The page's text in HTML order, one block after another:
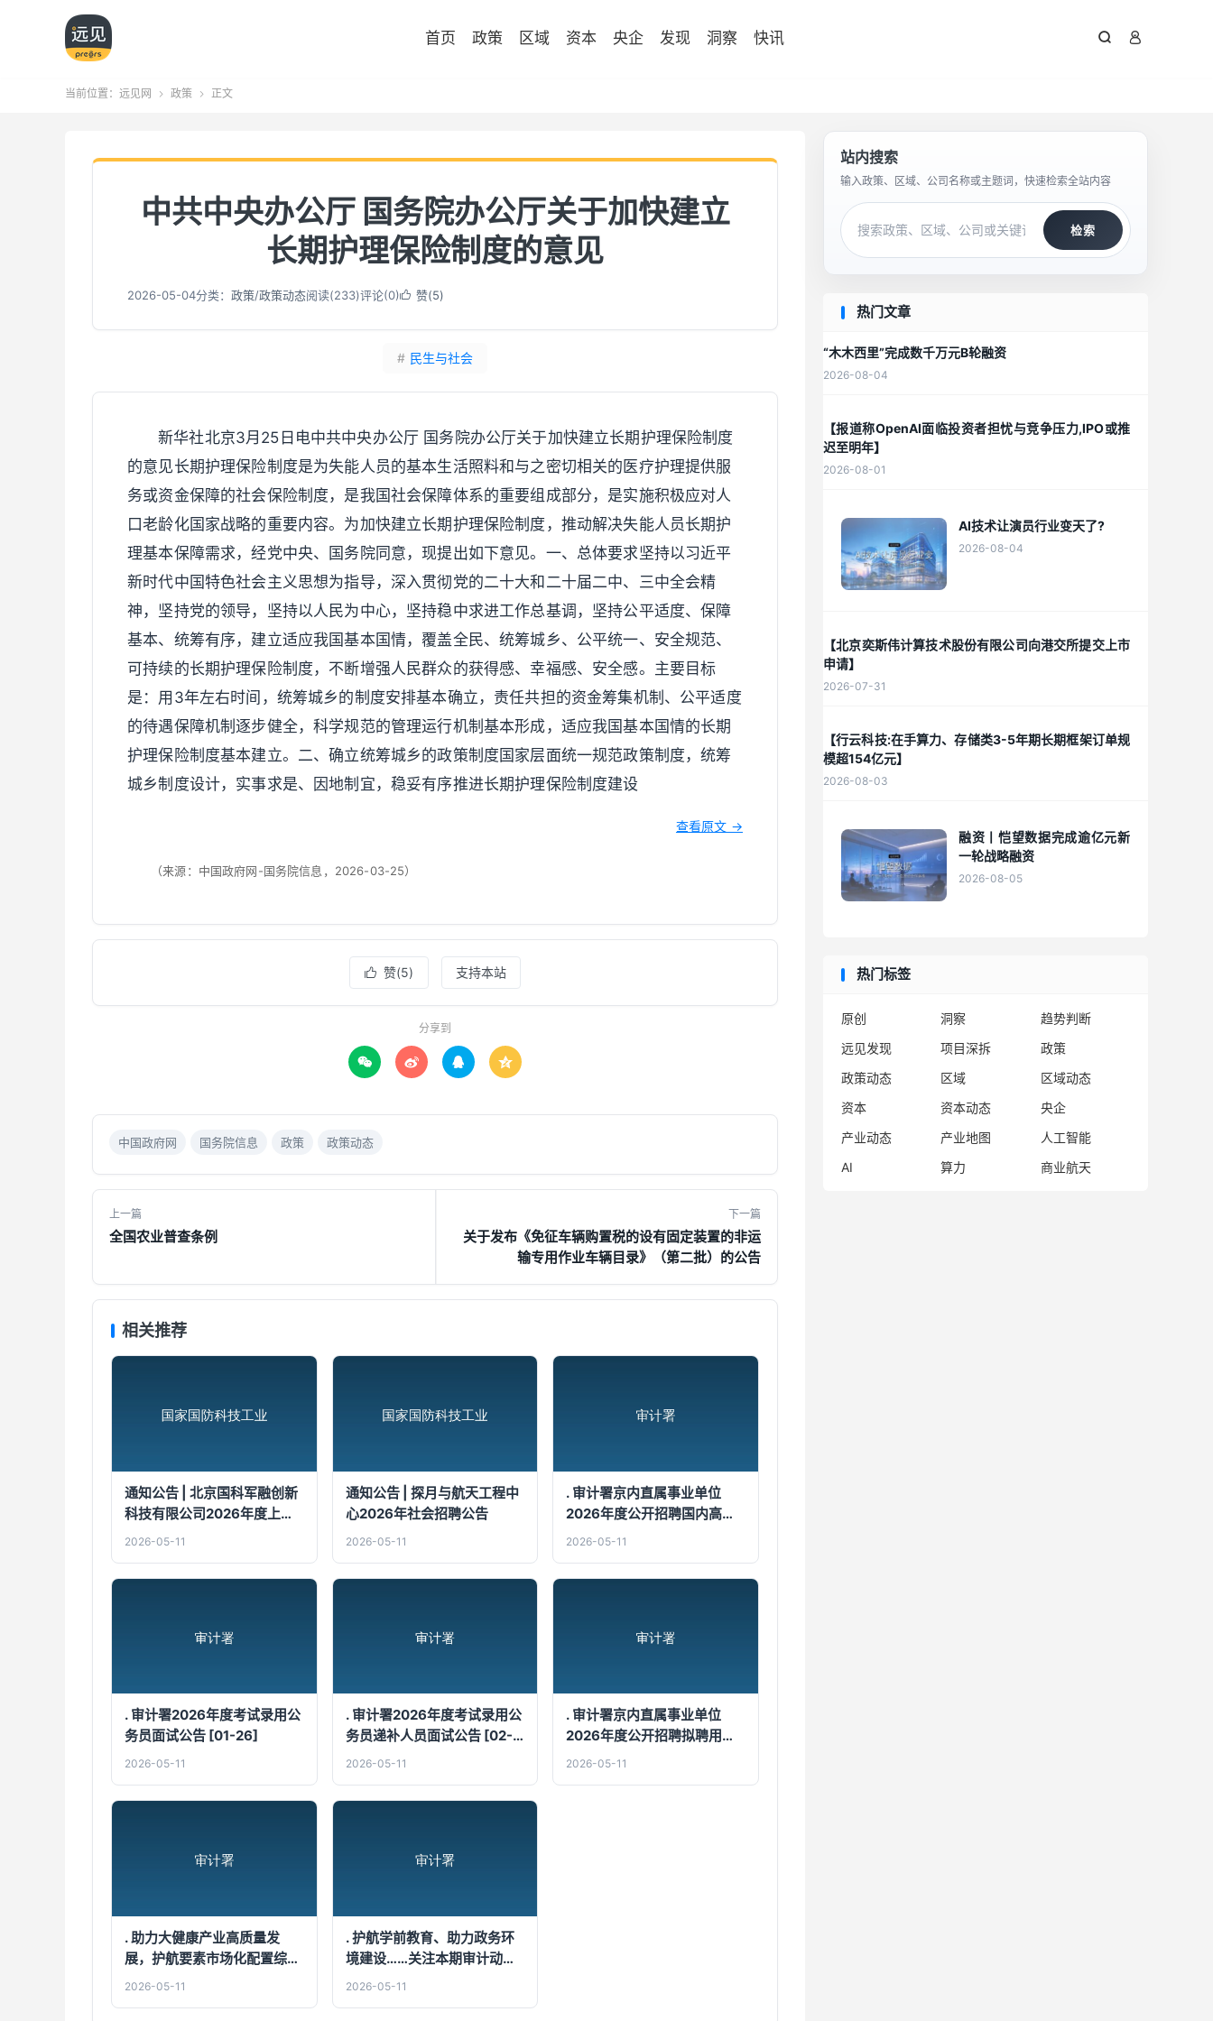
首页 政策 区域 资本 央企 发现 洞察 快讯  
当前位置： 远见网  政策  正文
中共中央办公厅 国务院办公厅关于加快建立
长期护理保险制度的意见
2026-05-04分类： 政策/政策动态阅读(233)评论(0) 赞(5)
# 民生与社会
新华社北京3月25日电中共中央办公厅 国务院办公厅关于加快建立长期护理保险制度
的意见长期护理保险制度是为失能人员的基本生活照料和与之密切相关的医疗护理提供服
务或资金保障的社会保险制度，是我国社会保障体系的重要组成部分，是实施积极应对人
口老龄化国家战略的重要内容。为加快建立长期护理保险制度，推动解决失能人员长期护
理基本保障需求，经党中央、国务院同意，现提出如下意见。一、总体要求坚持以习近平
新时代中国特色社会主义思想为指导，深入贯彻党的二十大和二十届二中、三中全会精
神，坚持党的领导，坚持以人民为中心，坚持稳中求进工作总基调，坚持公平适度、保障
基本、统筹有序，建立适应我国基本国情，覆盖全民、统筹城乡、公平统一、安全规范、
可持续的长期护理保险制度，不断增强人民群众的获得感、幸福感、安全感。主要目标
是：用3年左右时间，统筹城乡的制度安排基本确立，责任共担的资金筹集机制、公平适度
的待遇保障机制逐步健全，科学规范的管理运行机制基本形成，适应我国基本国情的长期
护理保险制度基本建立。二、确立统筹城乡的政策制度国家层面统一规范政策制度，统筹
城乡制度设计，实事求是、因地制宜，稳妥有序推进长期护理保险制度建设
查看原文 →
（来源：中国政府网-国务院信息，2026-03-25）
 赞(5) 支持本站
分享到
   
中国政府网 国务院信息 政策 政策动态
上一篇
全国农业普查条例
下一篇
关于发布《免征车辆购置税的设有固定装置的非运
输专用作业车辆目录》（第二批）的公告
相关推荐
通知公告 | 北京国科军融创新
科技有限公司2026年度上
半...
2026-05-11
通知公告 | 探月与航天工程中
心2026年社会招聘公告
2026-05-11
. 审计署京内直属事业单位
2026年度公开招聘国内高校
应届毕业生公告 [11-28]
2026-05-11
. 审计署2026年度考试录用公
务员面试公告 [01-26]
2026-05-11
. 审计署2026年度考试录用公
务员递补人员面试公告 [02-
05]
2026-05-11
. 审计署京内直属事业单位
2026年度公开招聘拟聘用人
员公示 [03-18]
2026-05-11
. 助力大健康产业高质量发
展，护航要素市场化配置综合
改革……关注本期审计动态
2026-05-11
. 护航学前教育、助力政务环
境建设……关注本期审计动态
[05-06]
2026-05-11
站内搜索
输入政策、区域、公司名称或主题词，快速检索全站内容
检索
热门文章
“木木西里”完成数千万元B轮融资
2026-08-04
【报道称OpenAI面临投资者担忧与竞争压力,IPO或推
迟至明年】
2026-08-01
AI技术让演员行业变天了?
2026-08-04
【北京奕斯伟计算技术股份有限公司向港交所提交上市
申请】
2026-07-31
【行云科技:在手算力、存储类3-5年期长期框架订单规
模超154亿元】
2026-08-03
融资丨恺望数据完成逾亿元新
一轮战略融资
2026-08-05
热门标签
原创 洞察
趋势判断
远见发现
项目深拆
政策
政策动态
区域
区域动态
资本
资本动态
央企
产业动态
产业地图
人工智能
AI
算力 商业航天